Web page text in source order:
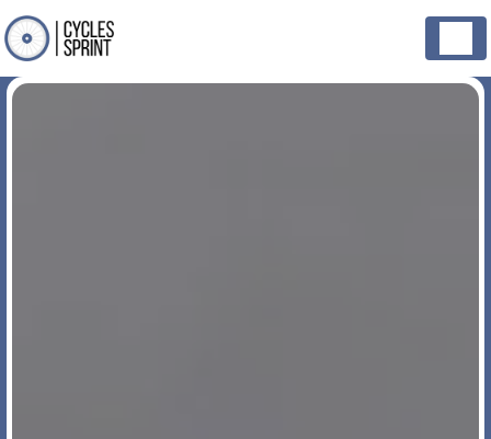
Panneau de gestion des cookies